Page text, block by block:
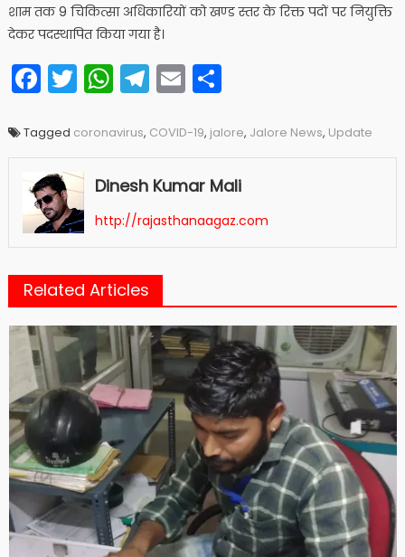
शाम तक 9 चिकित्सा अधिकारियों को खण्ड स्तर के रिक्त पदों पर नियुक्ति
देकर पदस्थापित किया गया है।
Facebook
Twitter
WhatsApp
Telegram
EmailShare
Tagged coronavirus, COVID-19, jalore, Jalore News, Update
Dinesh Kumar Mali
http://rajasthanaagaz.com
Related Articles